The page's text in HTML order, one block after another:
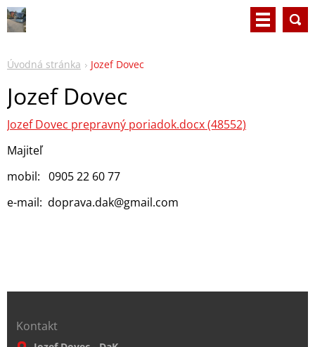
Úvodná stránka Jozef Dovec
Jozef Dovec
Jozef Dovec prepravný poriadok.docx (48552)
Majiteľ
mobil: 0905 22 60 77
e-mail: doprava.dak@gmail.com
Kontakt